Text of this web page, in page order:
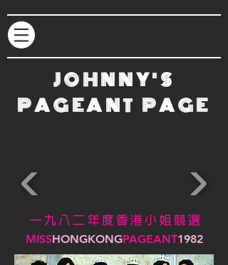
JOHNNY'S
PAGEANT PAGE
一 九 八 二 年 度 香 港 小 姐 競 選
MISSHONGKONGPAGEANT1982